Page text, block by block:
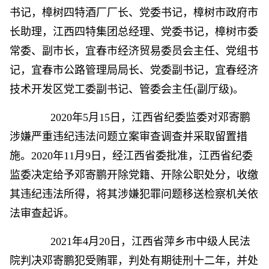
书记，樟树四特酒厂厂长、党委书记，樟树市政府市
长助理，江西四特集团总经理、党委书记，樟树市委
常委、副市长，宜春市经济贸易委员会主任、党组书
记，宜春市公路管理局局长、党委副书记，宜春经济
技术开发区党工委副书记、管委会主任(副厅级)。
2020年5月15日，江西省纪委监委对邓寄鹏
涉嫌严重违纪违法问题立案审查调查并采取留置措
施。2020年11月9日，经江西省委批准，江西省纪委
监委决定给予邓寄鹏开除党籍、开除公职处分，收缴
其违纪违法所得，将其涉嫌犯罪问题移送检察机关依
法审查起诉。
2021年4月20日，江西省萍乡市中级人民法
院判决邓寄鹏犯受贿罪，判处有期徒刑十二年，并处